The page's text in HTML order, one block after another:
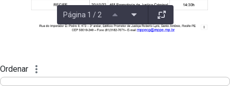
Página 1 / 2
Ordenar